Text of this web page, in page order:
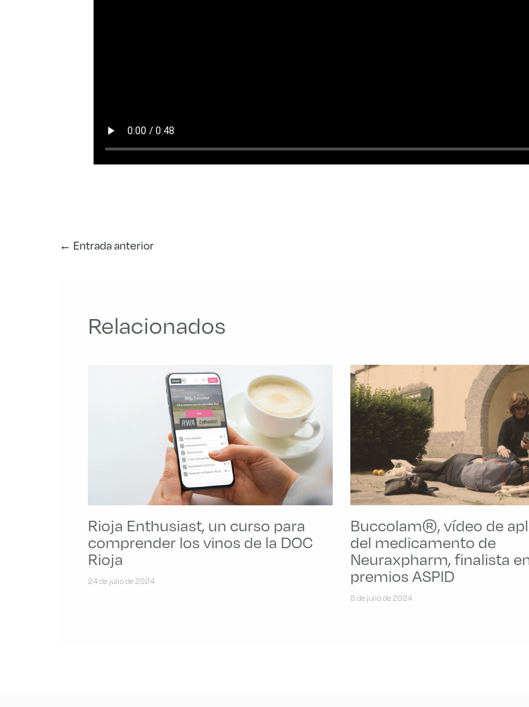
← Entrada anterior
Relacionados
Rioja Enthusiast, un curso para
comprender los vinos de la DOC
Rioja
24 de julio de 2024
Buccolam®, vídeo de
del medicamento de
Neuraxpharm, finalista
premios ASPID
8 de julio de 2024